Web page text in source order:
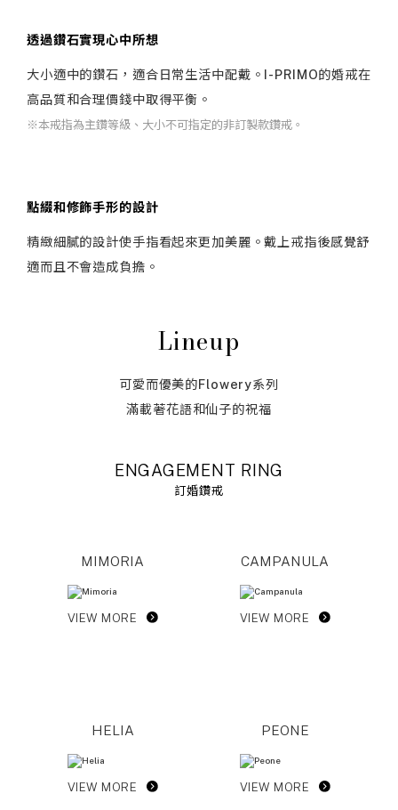
透過鑽石實現心中所想
大小適中的鑽石，適合日常生活中配戴。 I-PRIMO的婚戒在
高品質和合理價錢中取得平衡。
※本戒指為主鑽等級、大小不可指定的非訂製款鑽戒。
點綴和修飾手形的設計
精緻細膩的設計使手指看起來更加美麗。戴上戒指後感覺舒
適而且不會造成負擔。
Lineup
可愛而優美的Flowery系列
滿載著花語和仙子的祝福
ENGAGEMENT RING
訂婚鑽戒
MIMORIA
VIEW MORE
CAMPANULA
VIEW MORE
HELIA
VIEW MORE
PEONE
VIEW MORE